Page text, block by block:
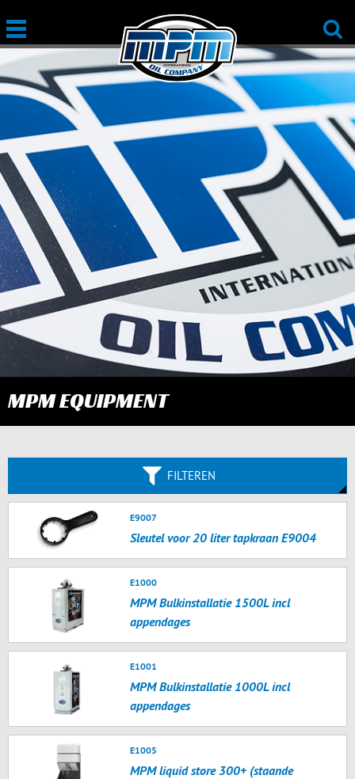
MPM EQUIPMENT
FILTEREN
E9007
Sleutel voor 20 liter tapkraan E9004
E1000
MPM Bulkinstallatie 1500L incl
appendages
E1001
MPM Bulkinstallatie 1000L incl
appendages
E1005
MPM liquid store 300+ (staande